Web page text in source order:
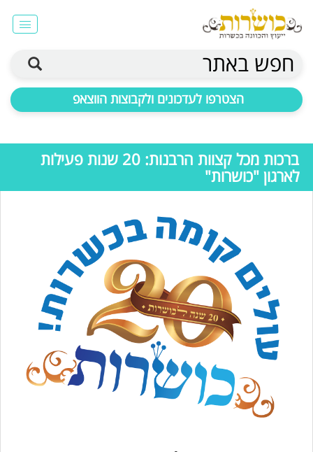
חפש באתר
הצטרפו לעדכונים ולקבוצות הווצאפ
ברכות מכל קצוות הרבנות: 20 שנות פעילות
לארגון "כושרות"